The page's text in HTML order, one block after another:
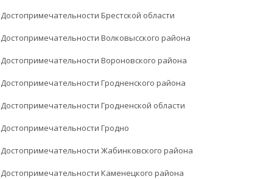
Достопримечательности Брестской области
Достопримечательности Волковысского района
Достопримечательности Вороновского района
Достопримечательности Гродненского района
Достопримечательности Гродненской области
Достопримечательности Гродно
Достопримечательности Жабинковского района
Достопримечательности Каменецкого района